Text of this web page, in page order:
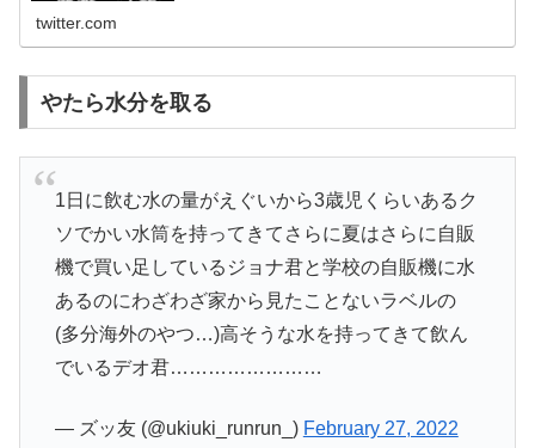
twitter.com
やたら水分を取る
1日に飲む水の量がえぐいから3歳児くらいあるク
ソでかい水筒を持ってきてさらに夏はさらに自販
機で買い足しているジョナ君と学校の自販機に水
あるのにわざわざ家から見たことないラベルの
(多分海外のやつ…)高そうな水を持ってきて飲ん
でいるデオ君……………………
— ズッ友 (@ukiuki_runrun_) February 27, 2022